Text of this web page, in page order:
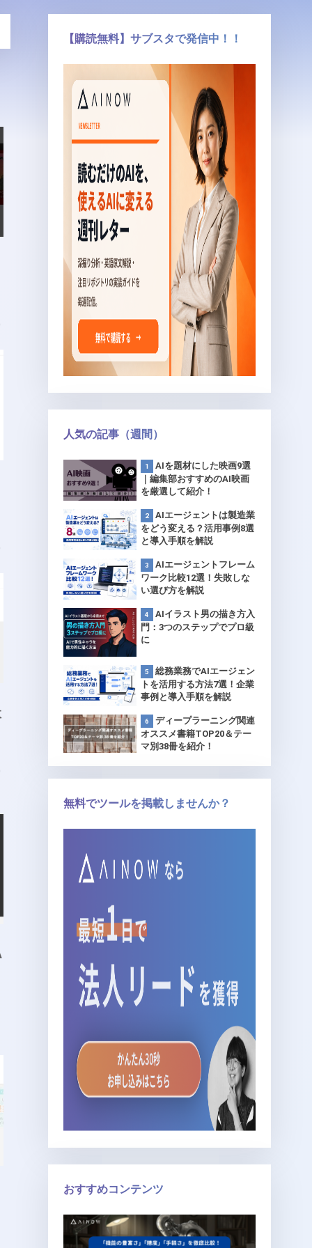
【購読無料】サブスタで発信中！！
人気の記事（週間）
AIを題材にした映画9選
｜編集部おすすめのAI映画
を厳選して紹介！
AIエージェントは製造業
をどう変える？活用事例8選
と導入手順を解説
AIエージェントフレーム
ワーク比較12選！失敗しな
い選び方を解説
AIイラスト男の描き方入
門：3つのステップでプロ級
に
総務業務でAIエージェン
トを活用する方法7選！企業
事例と導入手順を解説
ディープラーニング関連
オススメ書籍TOP20＆テー
マ別38冊を紹介！
無料でツールを掲載しませんか？
おすすめコンテンツ